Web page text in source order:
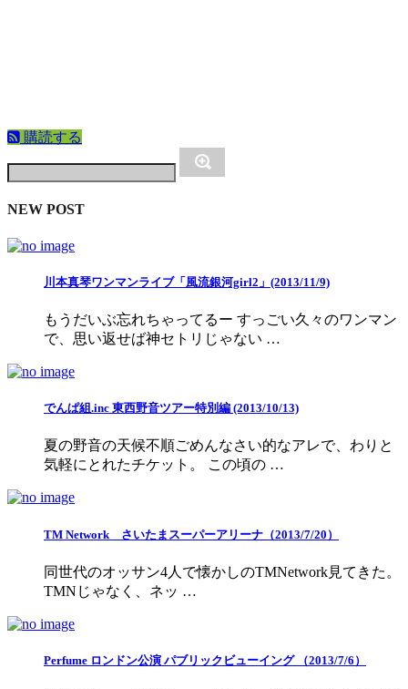
購読する
NEW POST
川本真琴ワンマンライブ「風流銀河girl2」(2013/11/9)
もうだいぶ忘れちゃってるー すっごい久々のワンマン
で、思い返せば神セトリじゃない …
でんぱ組.inc 東西野音ツアー特別編 (2013/10/13)
夏の野音の天候不順ごめんなさい的なアレで、わりと
気軽にとれたチケット。 この頃の …
TM Network さいたまスーパーアリーナ（2013/7/20）
同世代のオッサン4人で懐かしのTMNetwork見てきた。
TMNじゃなく、ネッ …
Perfume ロンドン公演 パブリックビューイング （2013/7/6）